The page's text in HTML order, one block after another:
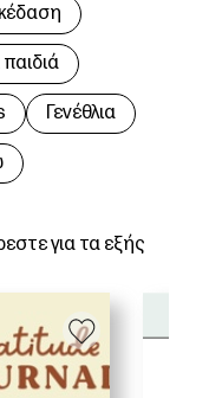
για τα εξής
Γενέθλια